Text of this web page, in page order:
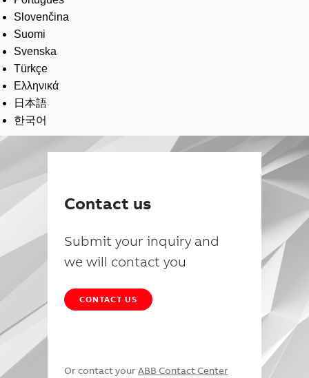
Slovenčina
Suomi
Svenska
Türkçe
Ελληνικά
日本語
한국어
Contact us
Submit your inquiry and
we will contact you
CONTACT US
Or contact your ABB Contact Center